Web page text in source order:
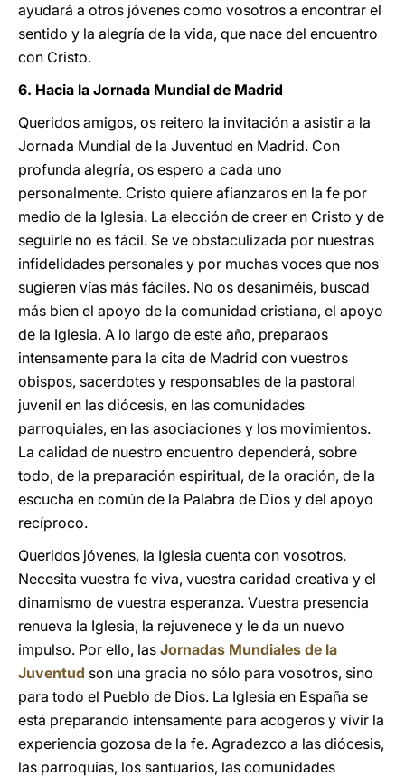
ayudará a otros jóvenes como vosotros a encontrar el
sentido y la alegría de la vida, que nace del encuentro
con Cristo.
6. Hacia la Jornada Mundial de Madrid
Queridos amigos, os reitero la invitación a asistir a la
Jornada Mundial de la Juventud en Madrid. Con
profunda alegría, os espero a cada uno
personalmente. Cristo quiere afianzaros en la fe por
medio de la Iglesia. La elección de creer en Cristo y de
seguirle no es fácil. Se ve obstaculizada por nuestras
infidelidades personales y por muchas voces que nos
sugieren vías más fáciles. No os desaniméis, buscad
más bien el apoyo de la comunidad cristiana, el apoyo
de la Iglesia. A lo largo de este año, preparaos
intensamente para la cita de Madrid con vuestros
obispos, sacerdotes y responsables de la pastoral
juvenil en las diócesis, en las comunidades
parroquiales, en las asociaciones y los movimientos.
La calidad de nuestro encuentro dependerá, sobre
todo, de la preparación espiritual, de la oración, de la
escucha en común de la Palabra de Dios y del apoyo
recíproco.
Queridos jóvenes, la Iglesia cuenta con vosotros.
Necesita vuestra fe viva, vuestra caridad creativa y el
dinamismo de vuestra esperanza. Vuestra presencia
renueva la Iglesia, la rejuvenece y le da un nuevo
impulso. Por ello, las Jornadas Mundiales de la
Juventud son una gracia no sólo para vosotros, sino
para todo el Pueblo de Dios. La Iglesia en España se
está preparando intensamente para acogeros y vivir la
experiencia gozosa de la fe. Agradezco a las diócesis,
las parroquias, los santuarios, las comunidades